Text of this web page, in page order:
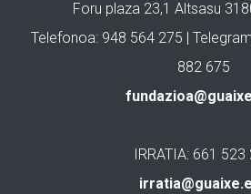
Foru plaza 23,1 Altsasu
Telefonoa: 948 564 275 |
882 675
IRRATIA: 661 523